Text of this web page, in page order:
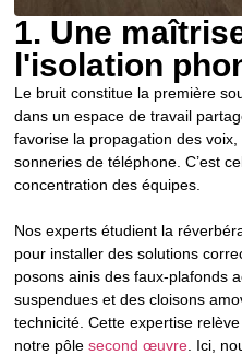
1. Une
l'isolation
Le bruit constitue la première
dans un espace de travail
favorise la propagation des
sonneries de téléphone. C’est
concentration des équipes.
Nos experts étudient la
pour installer des solutions
posons ainis des faux-plafonds
suspendues et des cloisons
technicité. Cette expertise
notre pôlesecond œuvre . Ici,